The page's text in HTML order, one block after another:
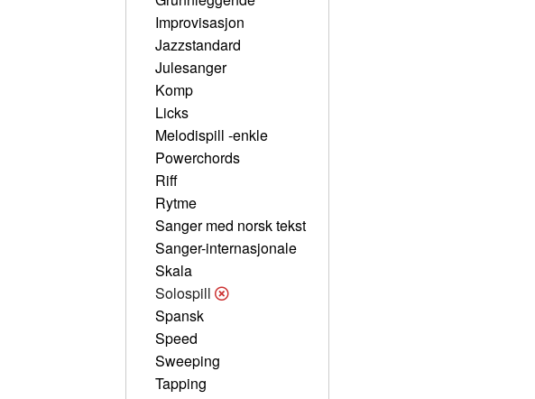
Improvisasjon
Jazzstandard
Julesanger
Komp
Licks
Melodispill -enkle
Powerchords
Riff
Rytme
Sanger med norsk tekst
Sanger-internasjonale
Skala
Solospill
Spansk
Speed
Sweeping
Tapping